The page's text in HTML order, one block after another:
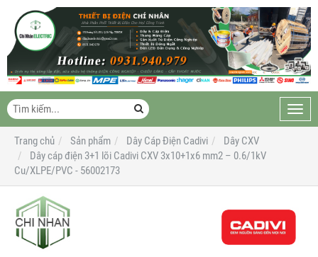
Trang chủ
Sản phẩm Dây Cáp Điện Cadivi
Dây CXV
Dây cáp điện 3+1 lõi Cadivi CXV 3x10+1x6 mm2 – 0.6/1kV
Cu/XLPE/PVC - 56002173